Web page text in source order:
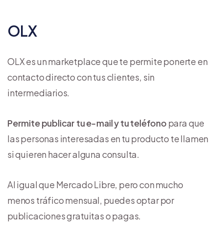
OLX
OLX es un marketplace que te permite ponerte en
contacto directo con tus clientes, sin
intermediarios.
Permite publicar tu e-mail y tu teléfono para que
las personas interesadas en tu producto te llamen
si quieren hacer alguna consulta.
Al igual que Mercado Libre, pero con mucho
menos tráfico mensual, puedes optar por
publicaciones gratuitas o pagas.